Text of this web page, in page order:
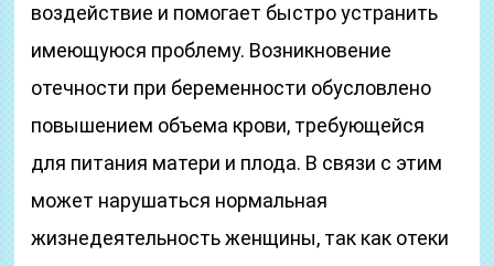
воздействие и помогает быстро устранить
имеющуюся проблему. Возникновение
отечности при беременности обусловлено
повышением объема крови, требующейся
для питания матери и плода. В связи с этим
может нарушаться нормальная
жизнедеятельность женщины, так как отеки